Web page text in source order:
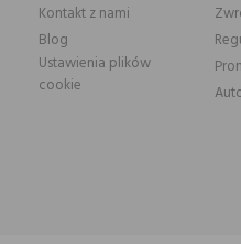
Kontakt z nami
Blog
Ustawienia plików
cookie